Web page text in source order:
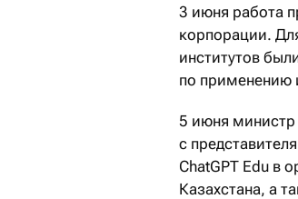
3 июня работа
корпорации.
институтов
по применению
5 июня министр
с
ChatGPT Edu в
Казахстана, а